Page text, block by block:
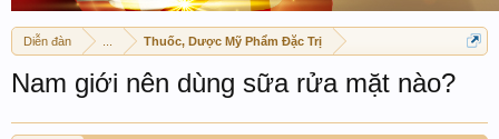
Diễn đàn Thuốc, Dược Mỹ Phẩm Đặc Trị
Nam giới nên dùng sữa rửa mặt nào?